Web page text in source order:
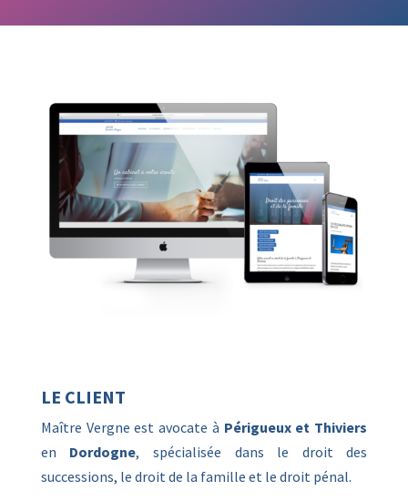
LE CLIENT
Maître Vergne est avocate à Périgueux et Thiviers
en Dordogne, spécialisée dans le droit des
successions, le droit de la famille et le droit pénal.